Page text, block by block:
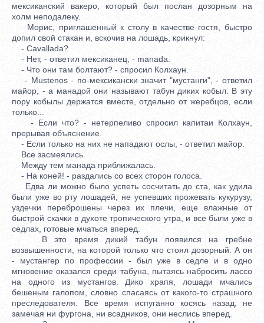
мексиканский вакеро, который был послан дозорным на
холм неподалеку.
Морис, приглашенный к столу в качестве гостя, быстро
допил свой стакан и, вскочив на лошадь, крикнул:
- Cavallada?
- Нет, - ответил мексиканец, - manada.
- Что они там болтают? - спросил Колхаун.
- Mustenos - по-мексикански значит "мустанги", - ответил
майор, - а манадой они называют табун диких кобыл. В эту
пору кобылы держатся вместе, отдельно от жеребцов, если
только...
- Если что? - нетерпеливо спросил капитаи Колхаун,
прерывая объяснение.
- Если только на них не нападают ослы, - ответил майор.
Все засмеялись.
Между тем манада приближалась.
- На коней! - раздались со всех сторон голоса.
Едва ли можно было успеть сосчитать до ста, как удила
были уже во рту лошадей, не успевших прожевать кукурузу,
уздечки переброшены через их плечи, еще влажные от
быстрой скачки в духоте тропического утра, и все были уже в
седлах, готовые мчаться вперед.
В это время дикий табун появился на гребне
возвышенности, на которой только что стоял дозорный. А он
- мустангер по профессии - был уже в седле и в одно
мгновение оказался среди табуна, пытаясь набросить лассо
на одного из мустангов. Дико храпя, лошади мчались
бешеным галопом, словно спасаясь от какого-то страшного
преследователя. Все время испуганно косясь назад, не
замечая ни фургона, ни всадников, они неслись вперед.